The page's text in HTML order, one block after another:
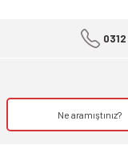
0312